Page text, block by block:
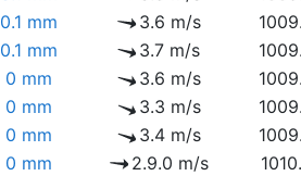
0.1 mm 3.6 m/s
0.1 mm 3.7 m/s
0 mm 3.6 m/s
0 mm 3.3 m/s
0 mm 3.4 m/s
0 mm 2.9.0 m/s